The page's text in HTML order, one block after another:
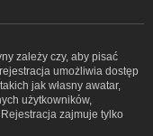
zależy czy, aby pisać
umożliwia dostęp
jak własny awatar,
użytkowników,
zajmuje tylko